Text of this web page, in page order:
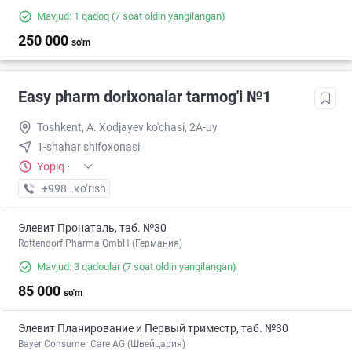
Mavjud: 1 qadoq (7 soat oldin yangilangan)
250 000 so'm
Easy pharm dorixonalar tarmog'i №1
Toshkent, A. Xodjayev ko'chasi, 2A-uy
1-shahar shifoxonasi
Yopiq ·
+998 (94) XXX-XX-XX
кo’rish
Элевит Пронаталь, таб. №30
Rottendorf Pharma GmbH (Германия)
Mavjud: 3 qadoqlar(7 soat oldin yangilangan)
85 000 so'm
Элевит Планирование и Первый триместр, таб. №30
Bayer Consumer Care AG (Швейцария)